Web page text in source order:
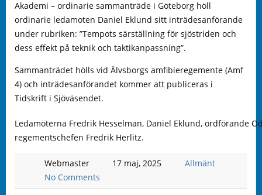
Akademi – ordinarie sammanträde i Göteborg höll
ordinarie ledamoten Daniel Eklund sitt inträdesanförande
under rubriken: ”Tempots särställning för sjöstriden och
dess effekt på teknik och taktikanpassning”.
Sammanträdet hölls vid Älvsborgs amfibieregemente (Amf
4) och inträdesanförandet kommer att publiceras i
Tidskrift i Sjöväsendet.
Ledamöterna Fredrik Hesselman, Daniel Eklund, ordförande
regementschefen Fredrik Herlitz.
Webmaster 17 maj, 2025
Allmänt
No Comments